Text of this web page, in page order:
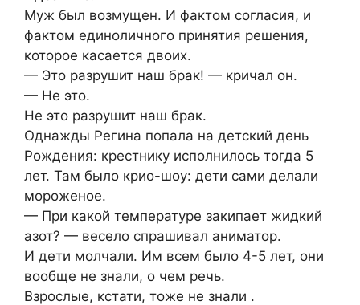
Муж был возмущен. И фактом согласия, и
фактом единоличного принятия решения,
которое касается двоих.
— Это разрушит наш брак! — кричал он.
— Не это.
Не это разрушит наш брак.
Однажды Регина попала на детский день
Рождения: крестнику исполнилось тогда 5
лет. Там было крио-шоу: дети сами делали
мороженое.
— При какой температуре закипает жидкий
азот? — весело спрашивал аниматор.
И дети молчали. Им всем было 4-5 лет, они
вообще не знали, о чем речь.
Взрослые, кстати, тоже не знали .